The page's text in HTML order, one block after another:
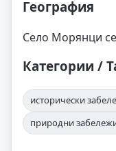
География
Село Морянци
Категории /
исторически
природни